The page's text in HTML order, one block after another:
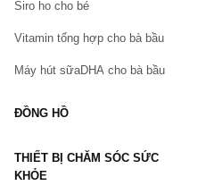
Vấn đề(*)
Siro ho cho bé
Vitamin tổng hợp cho bà bầu
Máy hút sữaDHA cho bà bầu
ĐỒNG HỒ
THIẾT BỊ CHĂM SÓC SỨC
KHỎE